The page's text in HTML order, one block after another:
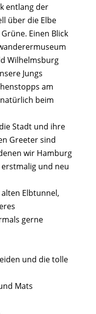
entlang der
über die Elbe
Einen Blick
Wilhelmsburg
Jungs
am
beim
Stadt und ihre
Greeter sind
wir Hamburg
und neu
Elbtunnel,
gerne
und die tolle
Mats